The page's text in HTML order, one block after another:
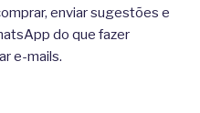
enviar sugestões e
do que fazer
e-mails.